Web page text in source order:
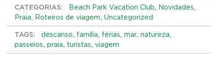
CATEGORIAS: Beach Park Vacation Club, Novidades,
Praia, Roteiros de viagem, Uncategorized
TAGS: descanso, família, férias, mar, natureza,
passeios, praia, turistas, viagem